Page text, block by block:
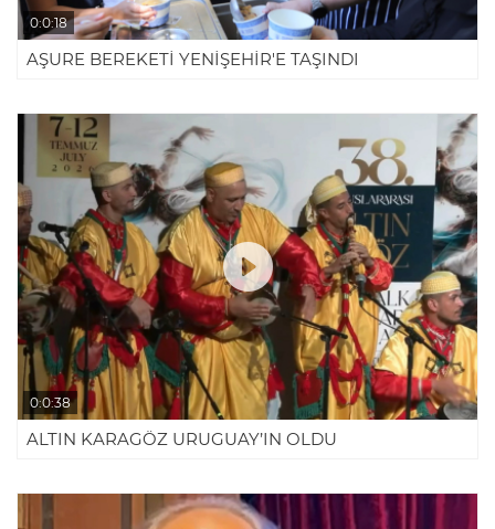
0:0:18
AŞURE BEREKETİ YENİŞEHİR'E TAŞINDI
0:0:38
ALTIN KARAGÖZ URUGUAY’IN OLDU